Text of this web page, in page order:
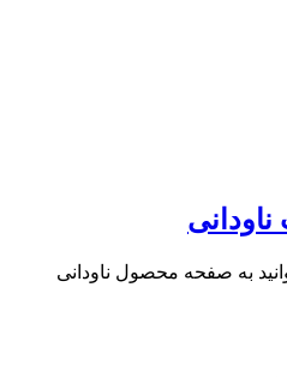
به صفحه محصول ناودانی